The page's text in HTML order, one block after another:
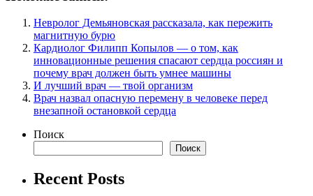
Невролог Демьяновская рассказала, как пережить
магнитную бурю
Кардиолог Филипп Копылов — о том, как
инновационные решения спасают сердца россиян и
почему врач должен быть умнее машины
И лучший врач — твой организм
Врач назвал опасную перемену в человеке перед
внезапной остановкой сердца
Поиск
Поиск
Recent Posts